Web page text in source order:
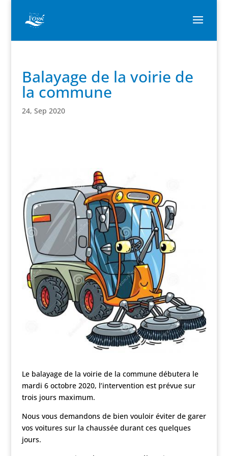
Balayage de la voirie de
la commune
24, Sep 2020
Le balayage de la voirie de la commune débutera le
mardi 6 octobre 2020, l’intervention est prévue sur
trois jours maximum.
Nous vous demandons de bien vouloir éviter de garer
vos voitures sur la chaussée durant ces quelques
jours.